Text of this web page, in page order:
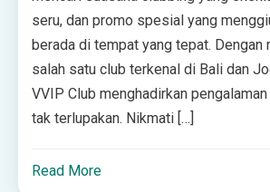
seru, dan promo spesial yang
berada di tempat yang tepat.
salah satu club terkenal di Bali dan
VVIP Club menghadirkan
tak terlupakan. Nikmati […]
Read More